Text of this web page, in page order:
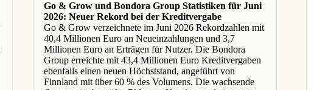
Go & Grow und Bondora Group Statistiken für Juni
2026: Neuer Rekord bei der Kreditvergabe
Go & Grow verzeichnete im Juni 2026 Rekordzahlen mit
40,4 Millionen Euro an Neueinzahlungen und 3,7
Millionen Euro an Erträgen für Nutzer. Die Bondora
Group erreichte mit 43,4 Millionen Euro Kreditvergaben
ebenfalls einen neuen Höchststand, angeführt von
Finnland mit über 60 % des Volumens. Die wachsende